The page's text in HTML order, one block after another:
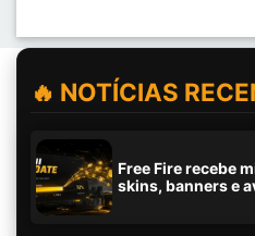
🔥 NOTÍCIAS
Free Fire recebe
skins, banners e